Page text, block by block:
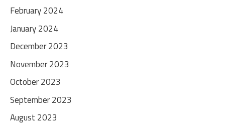
February 2024
January 2024
December 2023
November 2023
October 2023
September 2023
August 2023